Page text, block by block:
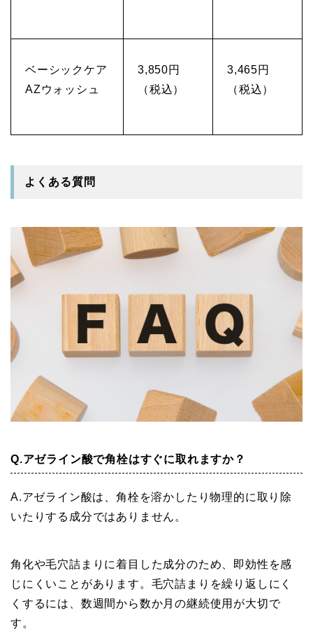
ベーシックケア
AZウォッシュ
3,850円
（税込）
3,465円
（税込）
よくある質問
Q.アゼライン酸で角栓はすぐに取れますか？
A.アゼライン酸は、角栓を溶かしたり物理的に取り除
いたりする成分ではありません。
角化や毛穴詰まりに着目した成分のため、即効性を感
じにくいことがあります。毛穴詰まりを繰り返しにく
くするには、数週間から数か月の継続使用が大切で
す。